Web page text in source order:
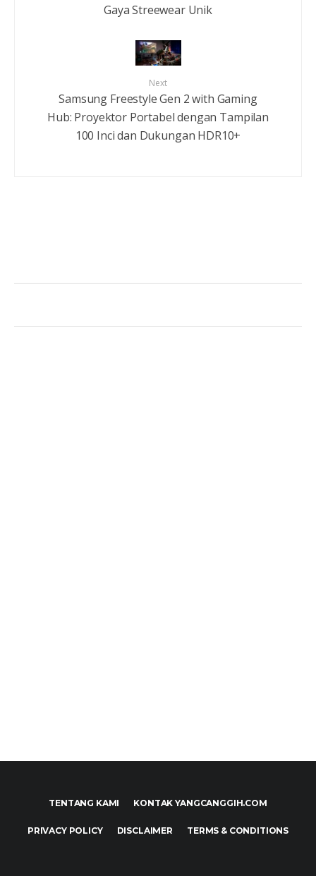
Gaya Streewear Unik
Next
Samsung Freestyle Gen 2 with Gaming
Hub: Proyektor Portabel dengan Tampilan
100 Inci dan Dukungan HDR10+
TENTANG KAMI KONTAK YANGCANGGIH.COM
PRIVACY POLICY DISCLAIMER TERMS & CONDITIONS